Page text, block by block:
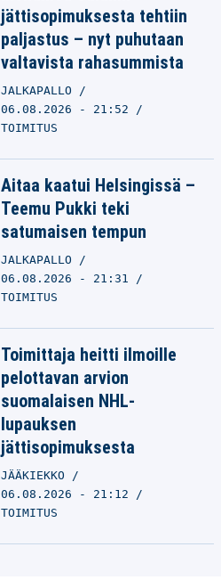
jättisopimuksesta tehtiin
paljastus – nyt puhutaan
valtavista rahasummista
JALKAPALLO
06.08.2026 - 21:52
TOIMITUS
Aitaa kaatui Helsingissä –
Teemu Pukki teki
satumaisen tempun
JALKAPALLO
06.08.2026 - 21:31
TOIMITUS
Toimittaja heitti ilmoille
pelottavan arvion
suomalaisen NHL-
lupauksen
jättisopimuksesta
JÄÄKIEKKO
06.08.2026 - 21:12
TOIMITUS